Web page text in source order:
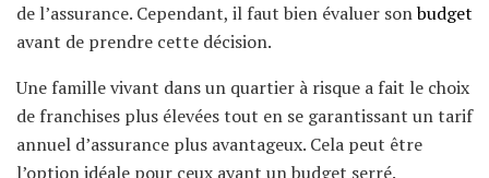
de l’assurance. Cependant, il faut bien évaluer sonbudget
avant de prendre cette décision.
Une famille vivant dans un quartier à risque a fait le choix
de franchises plus élevées tout en se garantissant un tarif
annuel d’assurance plus avantageux. Cela peut être
l’option idéale pour ceux ayant un budget serré.